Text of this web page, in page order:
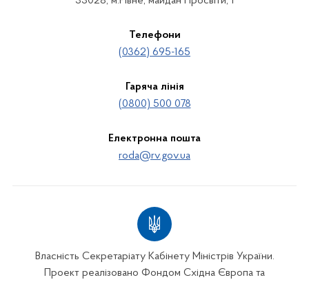
Телефони
(0362) 695-165
Гаряча лінія
(0800) 500 078
Електронна пошта
roda@rv.gov.ua
Власність Секретаріату Кабінету Міністрів України.
Проект реалізовано Фондом Східна Європа та